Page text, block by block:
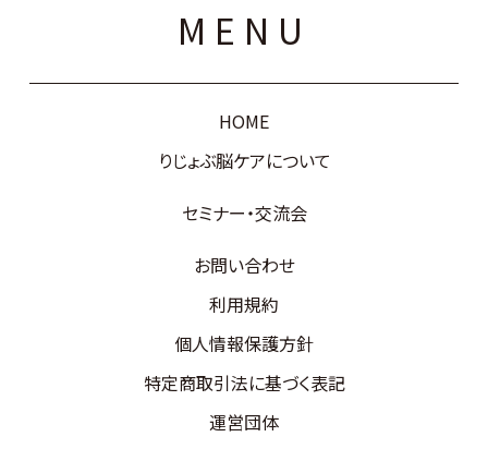
MENU
HOME
りじょぶ脳ケアについて
セミナー・交流会
お問い合わせ
利用規約
個人情報保護方針
特定商取引法に基づく表記
運営団体